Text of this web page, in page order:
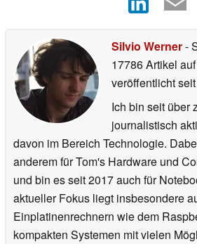
Silvio Werner-
17786 Artikel
veröffentlicht
Ich bin seit über
journalistisch
davon im Bereich Technologie.
anderem für Tom's Hardware und
und bin es seit 2017 auch für
aktueller Fokus liegt insbesondere
Einplatinenrechnern wie dem
kompakten Systemen mit vielen